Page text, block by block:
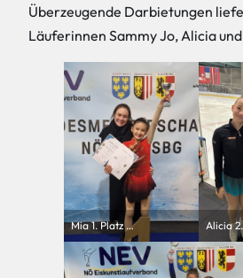
Überzeugende Darbietungen
Läuferinnen Sammy Jo, Alicia
Mia 1. Platz … Alicia